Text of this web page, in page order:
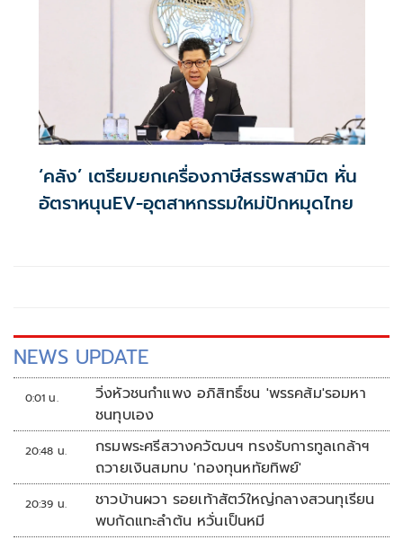
‘คลัง’ เตรียมยกเครื่องภาษีสรรพสามิต หั่น
อัตราหนุนEV-อุตสาหกรรมใหม่ปักหมุดไทย
NEWS UPDATE
0:01 น.
วิ่งหัวชนกำแพง อภิสิทธิ์ชน 'พรรคส้ม'รอมหา
ชนทุบเอง
20:48 น.
กรมพระศรีสวางควัฒนฯ ทรงรับการทูลเกล้าฯ
ถวายเงินสมทบ 'กองทุนหทัยทิพย์'
20:39 น.
ชาวบ้านผวา รอยเท้าสัตว์ใหญ่กลางสวนทุเรียน
พบกัดแทะลำต้น หวั่นเป็นหมี